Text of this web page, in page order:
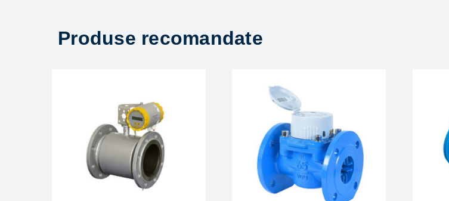
Produse recomandate